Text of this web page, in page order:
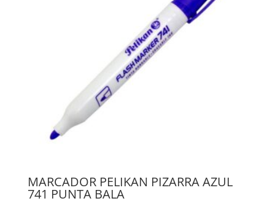
MARCADOR PELIKAN PIZARRA AZUL
741 PUNTA BALA